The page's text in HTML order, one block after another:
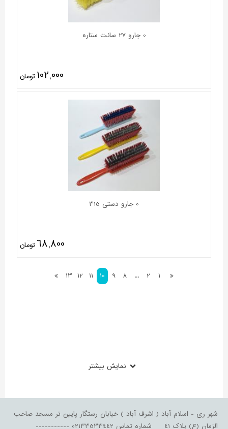
0 جارو 27 سانت ستاره
102,000 تومان
0 جارو دستی 315
68,800تومان
1
2
...
8
9
10
11
12
13
نمایش بیشتر
شهر ری - اسلام آباد ( اشرف آباد ) خیابان رستگار پایین تر مسجد صاحب
الزمان (ع) پلاک 41 شماره تماس 02133533442 -----------